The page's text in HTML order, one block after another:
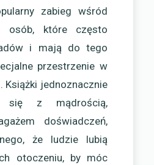
zabieg wśród
osób, które często
i mają do tego
przestrzenie w
Książki jednoznacznie
się z mądrością,
doświadczeń,
że ludzie lubią
otoczeniu, by móc